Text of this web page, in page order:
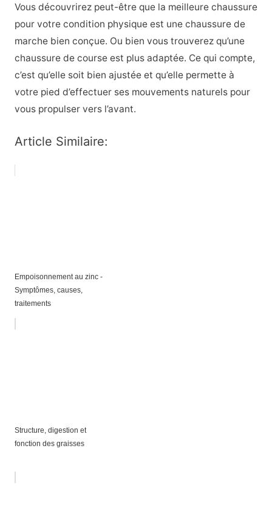
Vous découvrirez peut-être que la meilleure chaussure
pour votre condition physique est une chaussure de
marche bien conçue. Ou bien vous trouverez qu’une
chaussure de course est plus adaptée. Ce qui compte,
c’est qu’elle soit bien ajustée et qu’elle permette à
votre pied d’effectuer ses mouvements naturels pour
vous propulser vers l’avant.
Article Similaire:
Empoisonnement au zinc -
Symptômes, causes,
traitements
Structure, digestion et
fonction des graisses